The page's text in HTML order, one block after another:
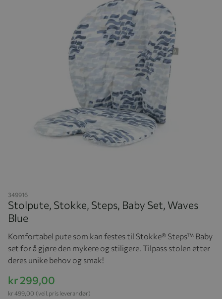
349916
Stolpute, Stokke, Steps, Baby Set, Waves
Blue
Komfortabel pute som kan festes til Stokke® Steps™ Baby
set for å gjøre den mykere og stiligere. Tilpass stolen etter
deres unike behov og smak!
kr 299,00
(veil.pris leverandør)
kr 499,00